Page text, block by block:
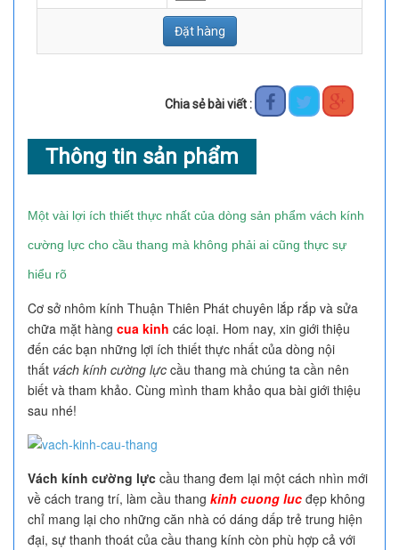
Đặt hàng
Chia sẻ bài viết :
Thông tin sản phẩm
Một vài lợi ích thiết thực nhất của dòng sản phẩm vách kính
cường lực cho cầu thang mà không phải ai cũng thực sự
hiểu rõ
Cơ sở nhôm kính Thuận Thiên Phát chuyên lắp rắp và sửa
chữa mặt hàng cua kinh các loại. Hom nay, xin giới thiệu
đến các bạn những lợi ích thiết thực nhất của dòng nội
thất vách kính cường lực cầu thang mà chúng ta cần nên
biết và tham khảo. Cùng mình tham khảo qua bài giới thiệu
sau nhé!
Vách kính cường lực cầu thang đem lại một cách nhìn mới
về cách trang trí, làm cầu thang kinh cuong luc đẹp không
chỉ mang lại cho những căn nhà có dáng dấp trẻ trung hiện
đại, sự thanh thoát của cầu thang kính còn phù hợp cả với